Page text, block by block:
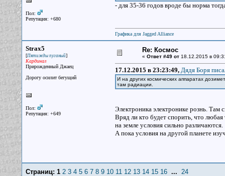
Пол:
Репутация: +680
- для 35-36 годов вроде бы норма
Графика для Jagged Alliance
Strax5
[Пятижды пуганый]
Кардинал
Прирожденный Джаец
Дорогу осилит бегущий
Пол:
Репутация: +649
Re: Космос
« Ответ #49 от18.12.2015 в
17.12.2015 в 23:23:49, Дядя Боря
И на других космических аппаратах
там радиации.
Электроника электронике рознь. Там
Вряд ли кто будет спорить, что
на земле условия сильно различаются.
А пока условия на другой планете
Страниц: 1 2 3 4 5 6 7 8 9 10 11 12 13 14 15 16... 24